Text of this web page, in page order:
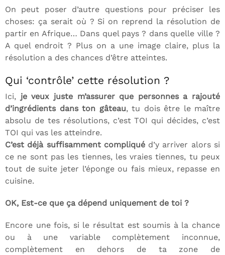
On peut poser d’autre questions pour préciser les
choses: ça serait où ? Si on reprend la résolution de
partir en Afrique… Dans quel pays ? dans quelle ville ?
A quel endroit ? Plus on a une image claire, plus la
résolution a des chances d’être atteintes.
Qui ‘contrôle’ cette résolution ?
Ici, je veux juste m’assurer que personnes a rajouté
d’ingrédients dans ton gâteau, tu dois être le maître
absolu de tes résolutions, c’est TOI qui décides, c’est
TOI qui vas les atteindre.
C’est déjà suffisamment compliquéd’y arriver alors si
ce ne sont pas les tiennes, les vraies tiennes, tu peux
tout de suite jeter l’éponge ou fais mieux, repasse en
cuisine.
OK, Est-ce que ça dépend uniquement de toi ?
Encore une fois, si le résultat est soumis à la chance
ou à une variable complètement inconnue,
complètement en dehors de ta zone de